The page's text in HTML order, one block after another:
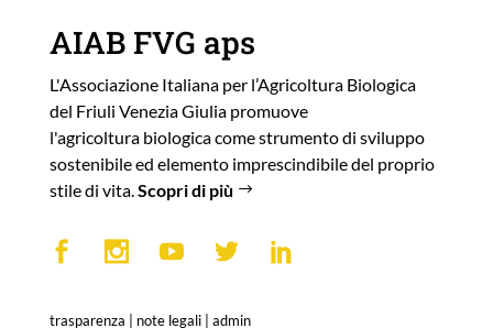
AIAB FVG aps
L'Associazione Italiana per l’Agricoltura Biologica
del Friuli Venezia Giulia promuove
l'agricoltura biologica come strumento di sviluppo
sostenibile ed elemento imprescindibile del proprio
stile di vita. Scopri di più
trasparenza note legali| admin